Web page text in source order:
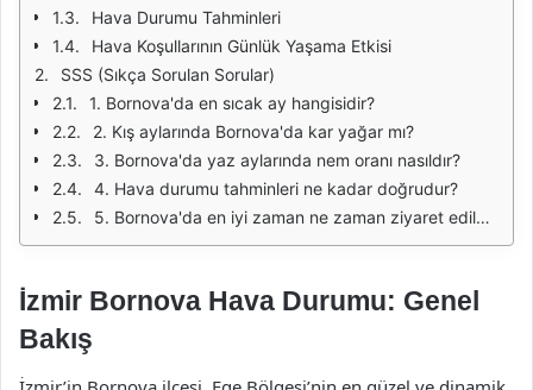
Hava Durumu Tahminleri
Hava Koşullarının Günlük Yaşama Etkisi
SSS (Sıkça Sorulan Sorular)
1. Bornova'da en sıcak ay hangisidir?
2. Kış aylarında Bornova'da kar yağar mı?
3. Bornova'da yaz aylarında nem oranı nasıldır?
4. Hava durumu tahminleri ne kadar doğrudur?
5. Bornova'da en iyi zaman ne zaman ziyaret edilmelidir?
İzmir Bornova Hava Durumu: Genel
Bakış